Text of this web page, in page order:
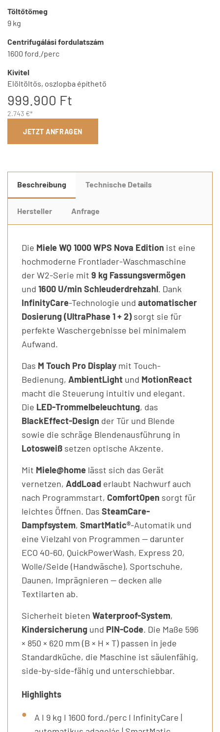
Töltőtömeg
9 kg
Centrifugálási fordulatszám
1600 ford./perc
Kivitel
Elöltöltős, oszlopba építhető
999.900 Ft
2.743 €*
JETZT ANFRAGEN
Beschreibung Technische Details
Hersteller Anfrage
Die Miele WQ 1000 WPS Nova Edition ist eine
hochmoderne Frontlader-Waschmaschine
der W2-Serie mit 9 kg Fassungsvermögen
und 1600 U/min Schleuderdrehzahl. Dank
InfinityCare-Technologie und automatischer
Dosierung (UltraPhase 1 + 2)sorgt sie für
perfekte Waschergebnisse bei minimalem
Aufwand.
Das M Touch Pro Display mit Touch-
Bedienung, AmbientLight und MotionReact
macht die Steuerung intuitiv und elegant.
Die LED-Trommelbeleuchtung, das
BlackEffect-Design der Tür und Blende
sowie die schräge Blendenausführung in
Lotosweiß setzen optische Akzente.
Mit Miele@home lässt sich das Gerät
vernetzen, AddLoad erlaubt Nachwurf auch
nach Programmstart, ComfortOpen sorgt für
leichtes Öffnen. Das SteamCare-
Dampfsystem, SmartMatic®-Automatik und
eine Vielzahl von Programmen — darunter
ECO 40-60, QuickPowerWash, Express 20,
Wolle/Seide (Handwäsche), Sportschuhe,
Daunen, Imprägnieren — decken alle
Textilarten ab.
Sicherheit bieten Waterproof-System,
Kindersicherung und PIN-Code. Die Maße 596
× 850 × 620 mm (B × H × T) passen in jede
Standardküche, die Maschine ist säulenfähig,
side-by-side-fähig und unterschiebbar.
Highlights
A I 9 kg I 1600 ford./perc I InfinityCare |